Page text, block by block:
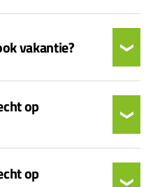
vakantie?
op
op